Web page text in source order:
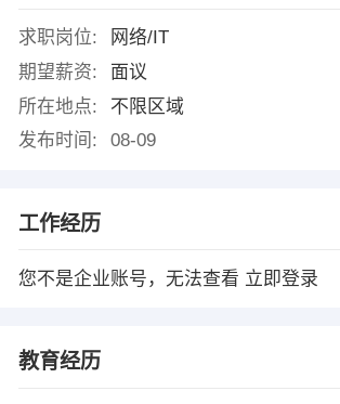
求职岗位:
网络/IT
期望薪资:
面议
所在地点:
不限区域
发布时间:
08-09
工作经历
您不是企业账号，无法查看 立即登录
教育经历